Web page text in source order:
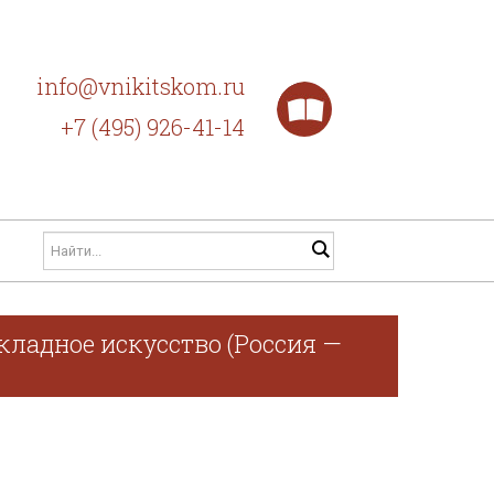
info@vnikitskom.ru
+7 (495) 926-41-14
искусство (Россия —